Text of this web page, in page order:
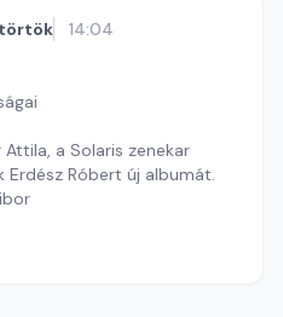
14:04
Attila, a Solaris zenekar
Erdész Róbert új albumát.